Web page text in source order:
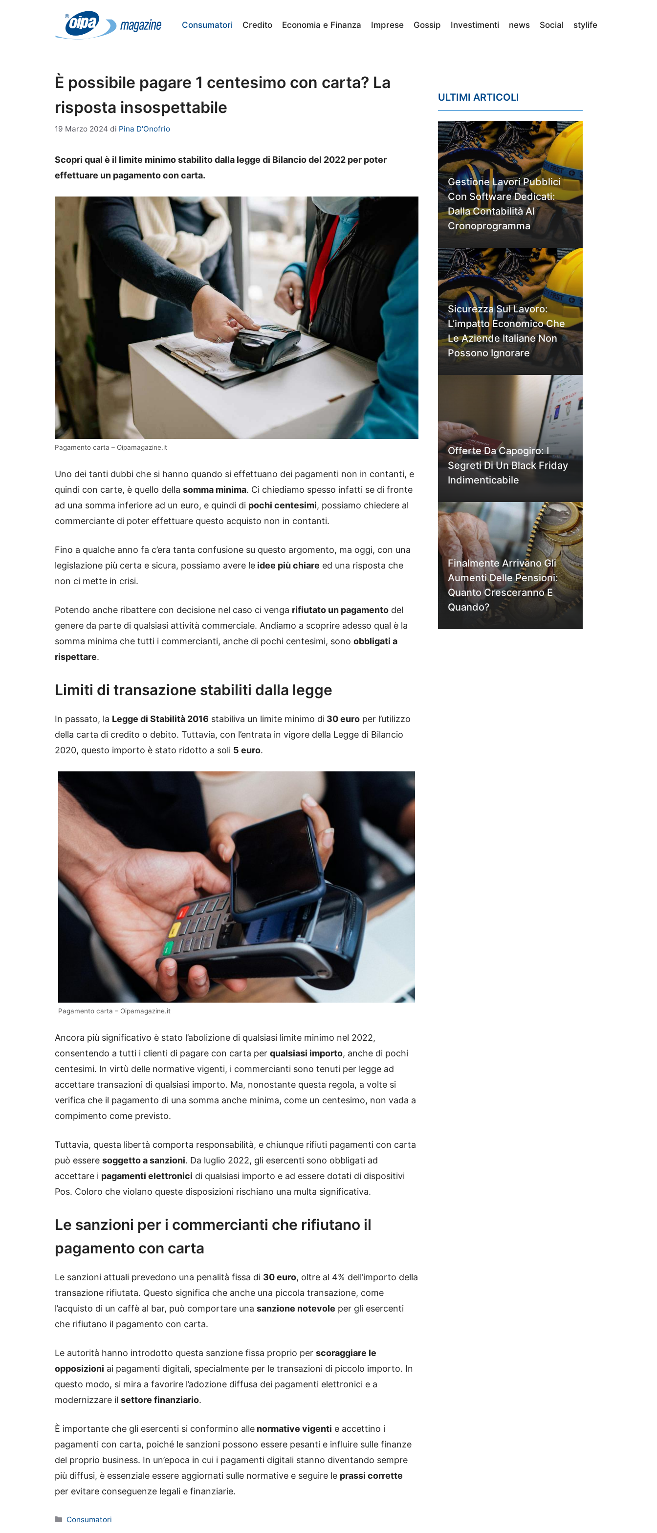
Consumatori Credito Economia e Finanza Imprese Gossip Investimenti news Social stylife
È possibile pagare 1 centesimo con carta? La
risposta insospettabile
19 Marzo 2024 di Pina D'Onofrio
Scopri qual è il limite minimo stabilito dalla legge di Bilancio del 2022 per poter
effettuare un pagamento con carta.
Pagamento carta – Oipamagazine.it
Uno dei tanti dubbi che si hanno quando si effettuano dei pagamenti non in contanti, e
quindi con carte, è quello della somma minima. Ci chiediamo spesso infatti se di fronte
ad una somma inferiore ad un euro, e quindi di pochi centesimi, possiamo chiedere al
commerciante di poter effettuare questo acquisto non in contanti.
Fino a qualche anno fa c’era tanta confusione su questo argomento, ma oggi, con una
legislazione più certa e sicura, possiamo avere le idee più chiare ed una risposta che
non ci mette in crisi.
Potendo anche ribattere con decisione nel caso ci venga rifiutato un pagamento del
genere da parte di qualsiasi attività commerciale. Andiamo a scoprire adesso qual è la
somma minima che tutti i commercianti, anche di pochi centesimi, sono obbligati a
rispettare.
Limiti di transazione stabiliti dalla legge
In passato, la Legge di Stabilità 2016 stabiliva un limite minimo di 30 euro per l’utilizzo
della carta di credito o debito. Tuttavia, con l’entrata in vigore della Legge di Bilancio
2020, questo importo è stato ridotto a soli 5 euro.
Pagamento carta – Oipamagazine.it
Ancora più significativo è stato l’abolizione di qualsiasi limite minimo nel 2022,
consentendo a tutti i clienti di pagare con carta per qualsiasi importo, anche di pochi
centesimi. In virtù delle normative vigenti, i commercianti sono tenuti per legge ad
accettare transazioni di qualsiasi importo. Ma, nonostante questa regola, a volte si
verifica che il pagamento di una somma anche minima, come un centesimo, non vada a
compimento come previsto.
Tuttavia, questa libertà comporta responsabilità, e chiunque rifiuti pagamenti con carta
può essere soggetto a sanzioni. Da luglio 2022, gli esercenti sono obbligati ad
accettare i pagamenti elettronici di qualsiasi importo e ad essere dotati di dispositivi
Pos. Coloro che violano queste disposizioni rischiano una multa significativa.
Le sanzioni per i commercianti che rifiutano il
pagamento con carta
Le sanzioni attuali prevedono una penalità fissa di 30 euro, oltre al 4% dell’importo della
transazione rifiutata. Questo significa che anche una piccola transazione, come
l’acquisto di un caffè al bar, può comportare una sanzione notevole per gli esercenti
che rifiutano il pagamento con carta.
Le autorità hanno introdotto questa sanzione fissa proprio per scoraggiare le
opposizioni ai pagamenti digitali, specialmente per le transazioni di piccolo importo. In
questo modo, si mira a favorire l’adozione diffusa dei pagamenti elettronici e a
modernizzare il settore finanziario.
È importante che gli esercenti si conformino alle normative vigenti e accettino i
pagamenti con carta, poiché le sanzioni possono essere pesanti e influire sulle finanze
del proprio business. In un’epoca in cui i pagamenti digitali stanno diventando sempre
più diffusi, è essenziale essere aggiornati sulle normative e seguire le prassi corrette
per evitare conseguenze legali e finanziarie.
Categorie
Consumatori
ULTIMI ARTICOLI
Gestione Lavori Pubblici
Con Software Dedicati:
Dalla Contabilità Al
Cronoprogramma
Sicurezza Sul Lavoro:
L’impatto Economico Che
Le Aziende Italiane Non
Possono Ignorare
Offerte Da Capogiro: I
Segreti Di Un Black Friday
Indimenticabile
Finalmente Arrivano Gli
Aumenti Delle Pensioni:
Quanto Cresceranno E
Quando?